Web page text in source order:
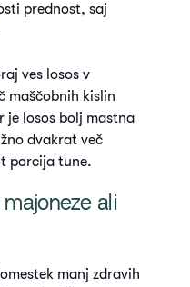
prednost, saj
ves losos v
maščobnih kislin
je losos bolj mastna
dvakrat več
porcija tune.
ali
manj zdravih